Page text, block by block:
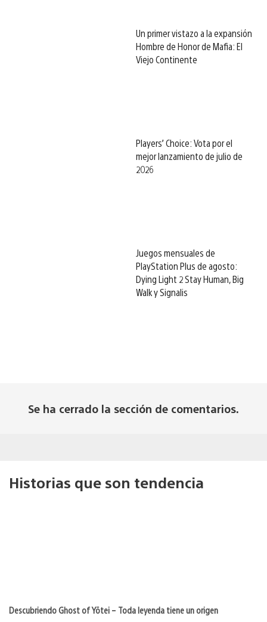
Un primer vistazo a la expansión
Hombre de Honor de Mafia: El
Viejo Continente
Players’ Choice: Vota por el
mejor lanzamiento de julio de
2026
Juegos mensuales de
PlayStation Plus de agosto:
Dying Light 2 Stay Human, Big
Walk y Signalis
Se ha cerrado la sección de comentarios.
Historias que son tendencia
Descubriendo Ghost of Yōtei – Toda leyenda tiene un origen